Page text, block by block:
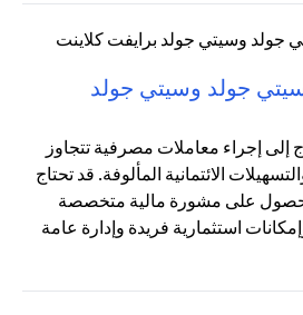
جولد وسيتي جولد
إلى إجراء معاملات مصرفية تتجاوز
الائتمانية المألوفة. قد تحتاج
على مشورة مالية متخصصة
استثمارية فريدة وإدارة عامة